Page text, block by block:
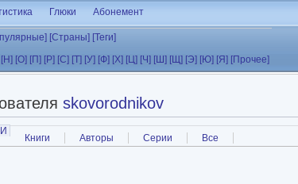
Глюки Абонемент
[Страны] [Теги]
[Н] [О] [П] [Р] [С] [Т] [У] [Ф] [Х] [Ц] [Ч] [Ш] [Щ] [Э] [Ю] [Я] [Прочее]
skovorodnikov
вкладка)
Книги Авторы Серии Все